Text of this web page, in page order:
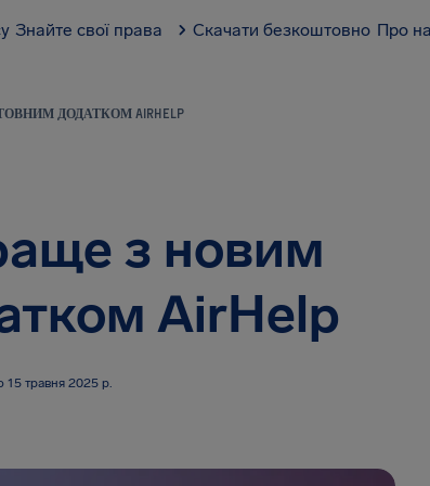
Знайте свої права Скачати безкоштовно Про
ДОДАТКОМ AIRHELP
з новим
AirHelp
травня 2025 р.